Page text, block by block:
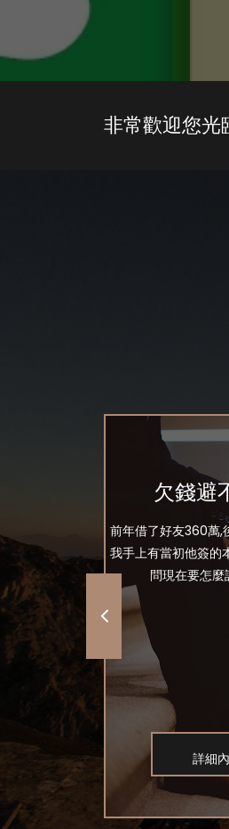
非常歡迎您光
友說是a要
到a 我這位
幫我找a出
欠錢避
前年借了好友360萬,
我手上有當初他簽的
問現在要怎麼
詳細